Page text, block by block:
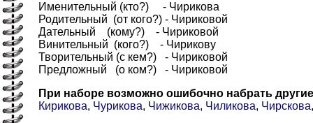
Именительный (кто?) - Чирикова
Родительный (от кого?) - Чириковой
Дательный (кому?) - Чириковой
Винительный (кого?) - Чирикову
Творительный (с кем?) - Чириковой
Предложный (о ком?) - Чириковой
При наборе возможно ошибочно набрать
Кирикова, Чурикова, Чижикова, Чиликова, Чирскова